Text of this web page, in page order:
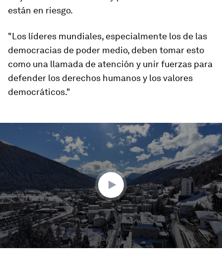
están en riesgo.
"Los líderes mundiales, especialmente los de las
democracias de poder medio, deben tomar esto
como una llamada de atención y unir fuerzas para
defender los derechos humanos y los valores
democráticos."
of
seconds